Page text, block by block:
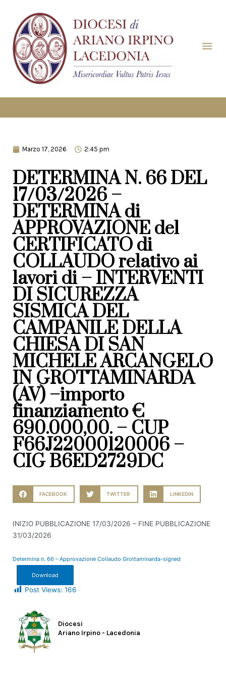
Marzo 17, 2026 2:45 pm
DETERMINA N. 66 DEL
17/03/2026 –
DETERMINA di
APPROVAZIONE del
CERTIFICATO di
COLLAUDO relativo ai
lavori di – INTERVENTI
DI SICUREZZA
SISMICA DEL
CAMPANILE DELLA
CHIESA DI SAN
MICHELE ARCANGELO
IN GROTTAMINARDA
(AV) –importo
finanziamento €
690.000,00. – CUP
F66J22000120006 –
CIG B6ED2729DC
FACEBOOK TWITTER LINKEDIN
INIZIO PUBBLICAZIONE 17/03/2026 – FINE PUBBLICAZIONE
31/03/2026
Determina n. 66 – Approvazione Collaudo Grottaminarda-signed
Download
Post Views: 166
Diocesi
Ariano Irpino - Lacedonia